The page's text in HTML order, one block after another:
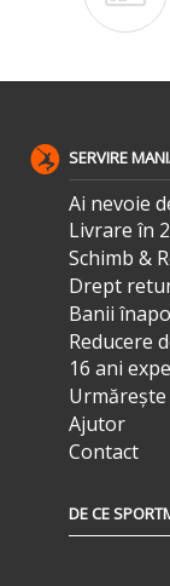
SERVIRE
Ai nevoie
Livrare în
Schimb &
Drept
Banii
Reducere
16 ani
Ajutor
Contact
DE CE